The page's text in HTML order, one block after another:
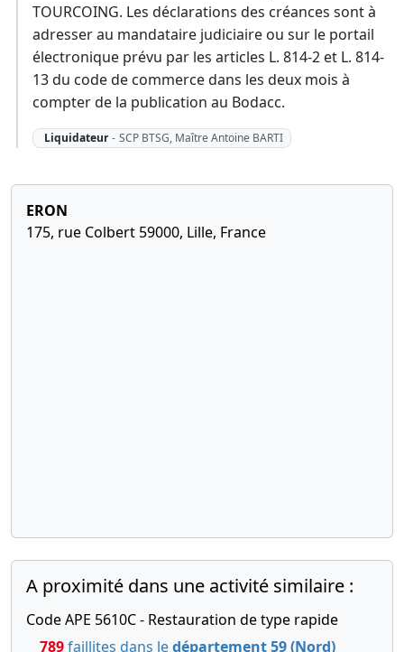
TOURCOING. Les déclarations des créances sont à
adresser au mandataire judiciaire ou sur le portail
électronique prévu par les articles L. 814-2 et L. 814-
13 du code de commerce dans les deux mois à
compter de la publication au Bodacc.
Liquidateur - SCP BTSG, Maître Antoine BARTI
ERON
175, rue Colbert 59000, Lille, France
A proximité dans une activité similaire :
Code APE 5610C - Restauration de type rapide
789faillites dans ledépartement 59 (Nord)